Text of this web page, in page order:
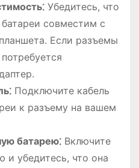
Убедитесь, что
совместим с
Если разъемы
Подключите кабель
к разъему на вашем
батарею⁚Включите
и убедитесь, что она